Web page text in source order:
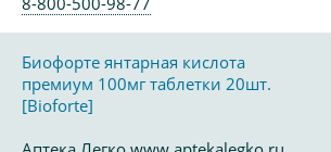
Биофорте янтарная кислота
премиум 100мг таблетки 20шт.
[Bioforte]